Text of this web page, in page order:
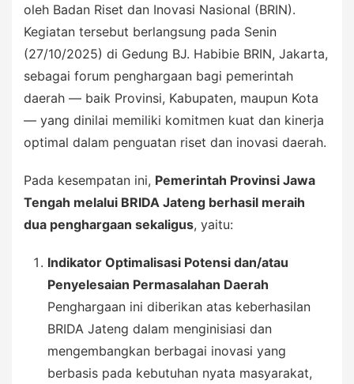
oleh Badan Riset dan Inovasi Nasional (BRIN).
Kegiatan tersebut berlangsung pada Senin
(27/10/2025) di Gedung BJ. Habibie BRIN, Jakarta,
sebagai forum penghargaan bagi pemerintah
daerah — baik Provinsi, Kabupaten, maupun Kota
— yang dinilai memiliki komitmen kuat dan kinerja
optimal dalam penguatan riset dan inovasi daerah.
Pada kesempatan ini, Pemerintah Provinsi Jawa
Tengah melalui BRIDA Jateng berhasil meraih
dua penghargaan sekaligus, yaitu:
Indikator Optimalisasi Potensi dan/atau
Penyelesaian Permasalahan Daerah
Penghargaan ini diberikan atas keberhasilan
BRIDA Jateng dalam menginisiasi dan
mengembangkan berbagai inovasi yang
berbasis pada kebutuhan nyata masyarakat,